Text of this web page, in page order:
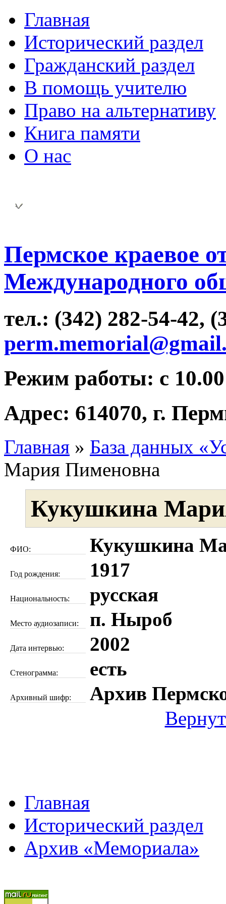
Главная
Исторический раздел
Гражданский раздел
В помощь учителю
Право на альтернативу
Книга памяти
О нас
Пермское краевое
Международного
тел.: (342) 282-54-42,
Режим работы: с
Адрес: 614070, г.
Главная » База данных
Мария Пименовна
Кукушкина
ФИО: Кукушкина
Год рождения: 1917
Национальность: русская
Место аудиозаписи: п. Ныроб
Дата интервью: 2002
Стенограмма: есть
Архивный шифр:
Архив
Главная
Исторический раздел
Архив «Мемориала»